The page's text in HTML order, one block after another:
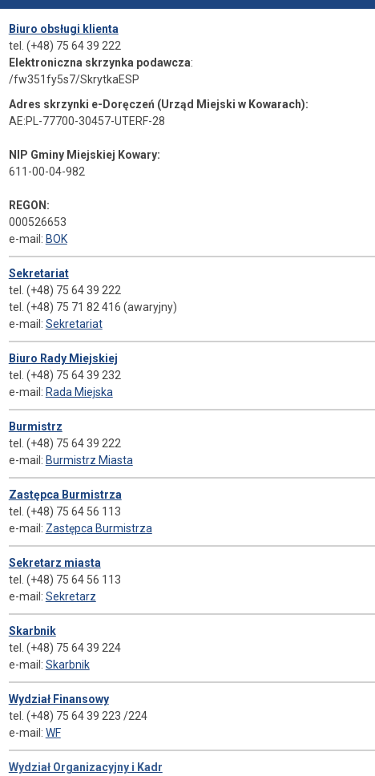
Biuro obsługi klienta
tel. (+48) 75 64 39 222
Elektroniczna skrzynka podawcza:
/fw351fy5s7/SkrytkaESP
Adres skrzynki e-Doręczeń (Urząd Miejski w Kowarach):
AE:PL-77700-30457-UTERF-28
NIP Gminy Miejskiej Kowary:
611-00-04-982
REGON:
000526653
e-mail: BOK
Sekretariat
tel. (+48) 75 64 39 222
tel. (+48) 75 71 82 416 (awaryjny)
e-mail: Sekretariat
Biuro Rady Miejskiej
tel. (+48) 75 64 39 232
e-mail: Rada Miejska
Burmistrz
tel. (+48) 75 64 39 222
e-mail: Burmistrz Miasta
Zastępca Burmistrza
tel. (+48) 75 64 56 113
e-mail: Zastępca Burmistrza
Sekretarz miasta
tel. (+48) 75 64 56 113
e-mail: Sekretarz
Skarbnik
tel. (+48) 75 64 39 224
e-mail: Skarbnik
Wydział Finansowy
tel. (+48) 75 64 39 223 /224
e-mail: WF
Wydział Organizacyjny i Kadr